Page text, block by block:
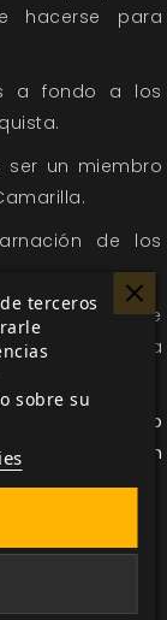
hacerse para
a fondo a los
ser un miembro
de los
fichas de
para
de 23 de enero
reservas, un
terceros
sobre su